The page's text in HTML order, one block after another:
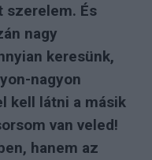
szerelem. És
nagy
keresünk,
nagyon
kell látni a másik
van veled!
hanem az